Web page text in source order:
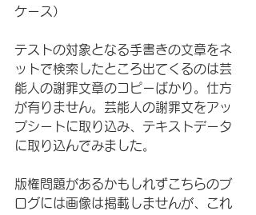
ケース）
テストの対象となる手書きの文章をネ
ットで検索したところ出てくるのは芸
能人の謝罪文章のコピーばかり。仕方
が有りません。芸能人の謝罪文をアッ
プシートに取り込み、テキストデータ
に取り込んでみました。
版権問題があるかもしれずこちらのブ
ログには画像は掲載しませんが、これ